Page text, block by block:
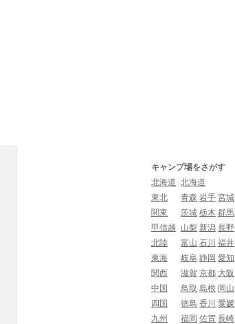
キャンプ場をさがす
北海道 北海道
東北
青森 岩手 宮城
関東
茨城 栃木 群馬
甲信越
山梨 新潟 長野
北陸
富山 石川 福井
東海
岐阜 静岡 愛知
関西
滋賀 京都 大阪
中国
鳥取 島根 岡山
四国
徳島 香川 愛媛
九州
福岡 佐賀 長崎